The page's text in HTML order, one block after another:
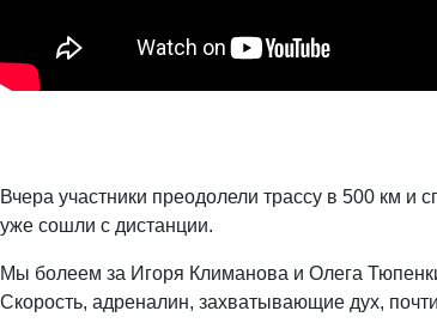
Вчера участники преодолели трассу в 500 км и
уже сошли с дистанции.
Мы болеем за Игоря Климанова и Олега
Скорость, адреналин, захватывающие дух,